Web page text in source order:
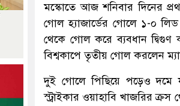
মস্কোতে আজ শনিবার দিনের
গোল হ্যাজার্ডের গোলে ১-০ লিড
থেকে গোল করে ব্যবধান
বিশ্বকাপে তৃতীয় গোল করলেন
দুই গোলে পিছিয়ে পড়েও দমে
স্ট্রাইকার ওয়াহাবি খাজরির